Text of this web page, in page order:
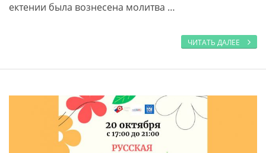
ектении была вознесена молитва …
ЧИТАТЬ ДАЛЕЕ